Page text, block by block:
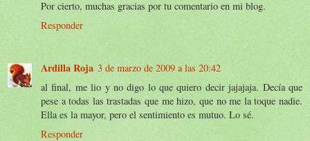
Por cierto, muchas gracias por tu comentario en mi blog.
Responder
Ardilla Roja 3 de marzo de 2009 a las 20:42
al final, me lio y no digo lo que quiero decir jajajaja. Decía que
pese a todas las trastadas que me hizo, que no me la toque nadie.
Ella es la mayor, pero el sentimiento es mutuo. Lo sé.
Responder